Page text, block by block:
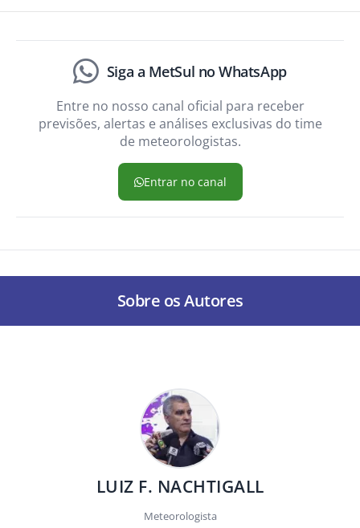
Siga a MetSul no WhatsApp
Entre no nosso canal oficial para receber
previsões, alertas e análises exclusivas do time
de meteorologistas.
Entrar no canal
Sobre os Autores
LUIZ F. NACHTIGALL
Meteorologista